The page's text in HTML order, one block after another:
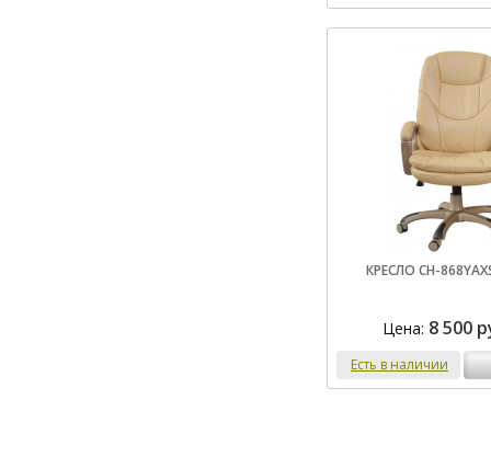
КРЕСЛО CH-
Цена: 8 500
Есть в наличии